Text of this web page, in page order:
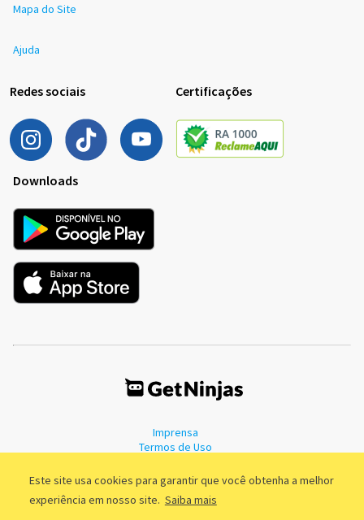
Este site usa cookies para garantir que você obtenha a melhor
experiência em nosso site. Saiba mais
Mapa do Site
Ajuda
Redes sociais Certificações
Downloads
Imprensa
Termos de Uso